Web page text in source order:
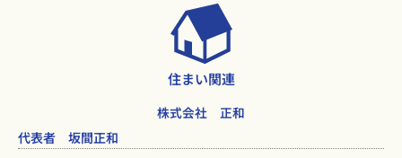
住まい関連
株式会社 正和
代表者 坂間正和